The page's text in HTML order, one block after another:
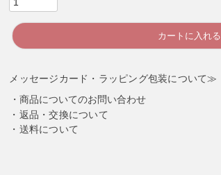
カートに入れる
メッセージカード・ラッピング包装について≫
商品についてのお問い合わせ
返品・交換について
送料について